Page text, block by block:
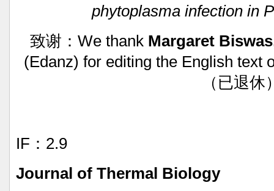
phytoplasmainfectionin
致谢：We thank Margaret
(Edanz) for editing the English text
（已退休
IF：2.9
Journal of Thermal Biology